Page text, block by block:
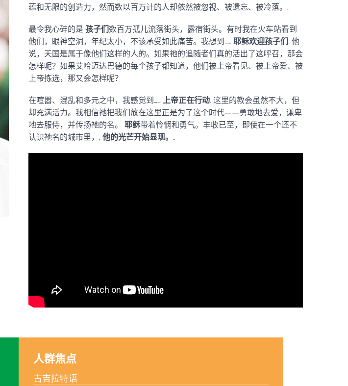
蕴和无限的创造力，然而数以百万计的人却依然被忽视、被遗忘、被冷落。.
最令我心碎的是 孩子们数百万孤儿流落街头，露宿街头。有时我在火车站看到
他们，眼神空洞，年纪太小，不该承受如此痛苦。我想到…… 耶稣欢迎孩子们, 他
说，天国是属于像他们这样的人的。如果祂的追随者们真的活出了这呼召，那会
怎样呢？如果艾哈迈达巴德的每个孩子都知道，他们被上帝看见、被上帝爱、被
上帝拣选，那又会怎样呢？
在喧嚣、混乱和多元之中，我感觉到…… 上帝正在行动. 这里的教会虽然不大，但
却充满活力。我相信祂把我们放在这里正是为了这个时代——勇敢地去爱，谦卑
地去服侍，并传扬祂的名。 耶稣带着怜悯和勇气。丰收已至，即使在一个还不
认识祂名的城市里，, 他的光芒开始显现。.
人群焦点
古吉拉特语